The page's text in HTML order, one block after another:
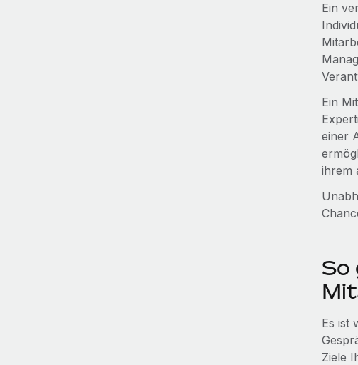
Ein
Ein
einer
ihrem
So
Es ist
Ziele